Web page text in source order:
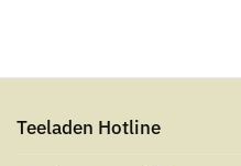
Teeladen Hotline